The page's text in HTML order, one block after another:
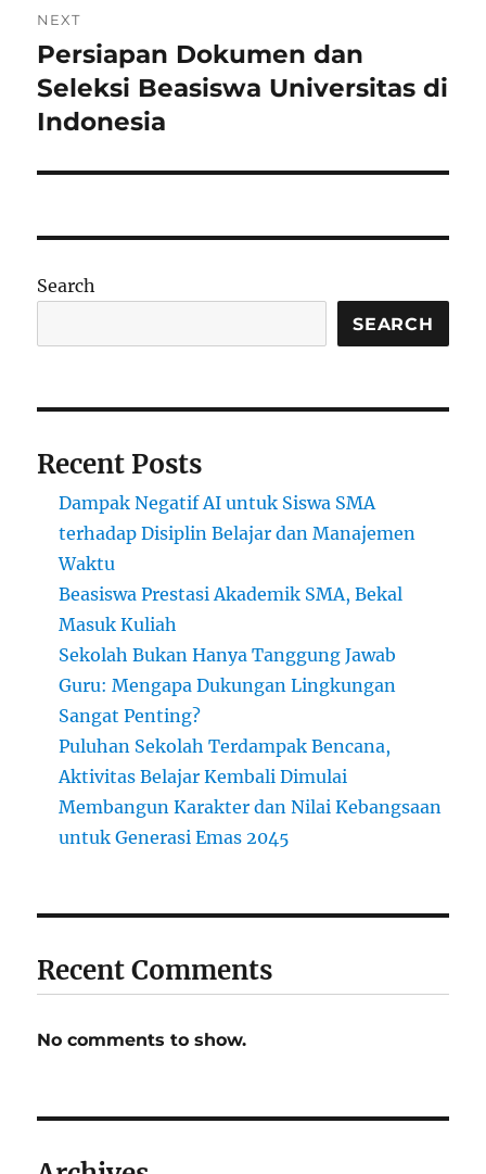
NEXT
Next
post:
Persiapan Dokumen dan
Seleksi Beasiswa Universitas di
Indonesia
Search
SEARCH
Recent Posts
Dampak Negatif AI untuk Siswa SMA
terhadap Disiplin Belajar dan Manajemen
Waktu
Beasiswa Prestasi Akademik SMA, Bekal
Masuk Kuliah
Sekolah Bukan Hanya Tanggung Jawab
Guru: Mengapa Dukungan Lingkungan
Sangat Penting?
Puluhan Sekolah Terdampak Bencana,
Aktivitas Belajar Kembali Dimulai
Membangun Karakter dan Nilai Kebangsaan
untuk Generasi Emas 2045
Recent Comments
No comments to show.